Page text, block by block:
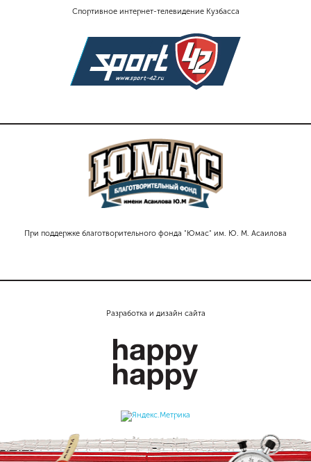
Спортивное интернет-телевидение Кузбасса
При поддержке благотворительного фонда "Юмас" им. Ю. М. Асаилова
Разработка и дизайн сайта